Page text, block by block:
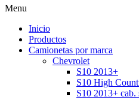
Menu
Inicio
Productos
Camionetas por marca
Chevrolet
S10 2013+
S10 High
S10 2013+ cab.